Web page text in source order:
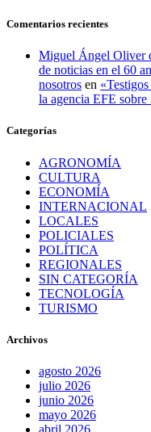
Comentarios recientes
Miguel Ángel Oliver
de noticias en el 60
nosotros en
la agencia EFE
Categorías
AGRONOMÍA
CULTURA
ECONOMÍA
INTERNACIONAL
LOCALES
POLICIALES
POLÍTICA
REGIONALES
SIN CATEGORÍA
TECNOLOGÍA
TURISMO
Archivos
agosto 2026
julio 2026
junio 2026
mayo 2026
abril 2026